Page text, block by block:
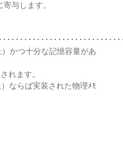
与します。
･･･････････････････････････
かつ十分な記憶容量があ
れます。
ならば実装された物理ﾒﾓ